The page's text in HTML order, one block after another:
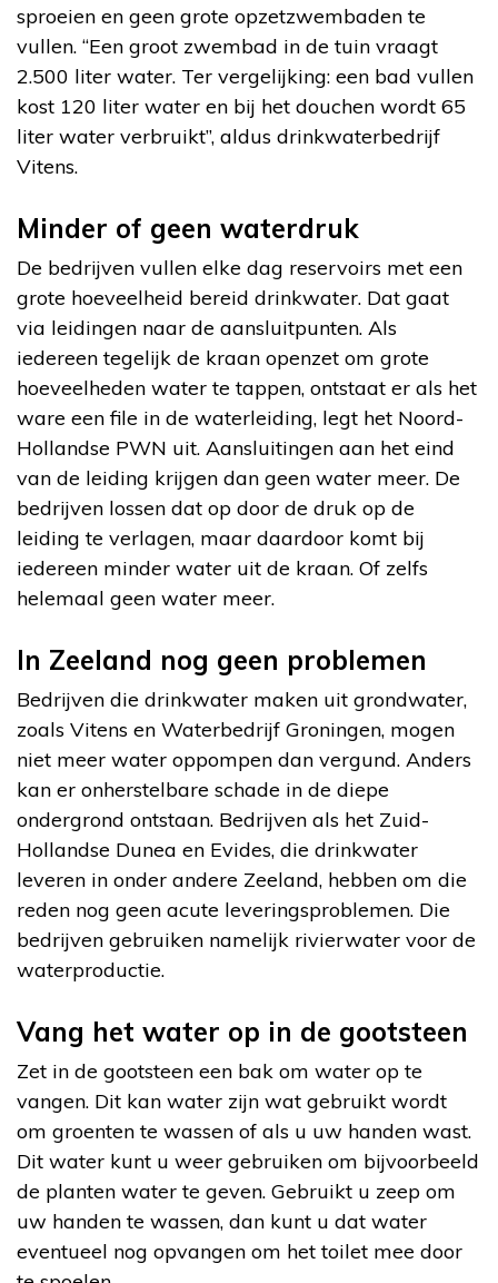
sproeien en geen grote opzetzwembaden te
vullen. “Een groot zwembad in de tuin vraagt
2.500 liter water. Ter vergelijking: een bad vullen
kost 120 liter water en bij het douchen wordt 65
liter water verbruikt”, aldus drinkwaterbedrijf
Vitens.
Minder of geen waterdruk
De bedrijven vullen elke dag reservoirs met een
grote hoeveelheid bereid drinkwater. Dat gaat
via leidingen naar de aansluitpunten. Als
iedereen tegelijk de kraan openzet om grote
hoeveelheden water te tappen, ontstaat er als het
ware een file in de waterleiding, legt het Noord-
Hollandse PWN uit. Aansluitingen aan het eind
van de leiding krijgen dan geen water meer. De
bedrijven lossen dat op door de druk op de
leiding te verlagen, maar daardoor komt bij
iedereen minder water uit de kraan. Of zelfs
helemaal geen water meer.
In Zeeland nog geen problemen
Bedrijven die drinkwater maken uit grondwater,
zoals Vitens en Waterbedrijf Groningen, mogen
niet meer water oppompen dan vergund. Anders
kan er onherstelbare schade in de diepe
ondergrond ontstaan. Bedrijven als het Zuid-
Hollandse Dunea en Evides, die drinkwater
leveren in onder andere Zeeland, hebben om die
reden nog geen acute leveringsproblemen. Die
bedrijven gebruiken namelijk rivierwater voor de
waterproductie.
Vang het water op in de gootsteen
Zet in de gootsteen een bak om water op te
vangen. Dit kan water zijn wat gebruikt wordt
om groenten te wassen of als u uw handen wast.
Dit water kunt u weer gebruiken om bijvoorbeeld
de planten water te geven. Gebruikt u zeep om
uw handen te wassen, dan kunt u dat water
eventueel nog opvangen om het toilet mee door